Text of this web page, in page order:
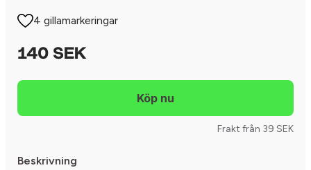
4 gillamarkeringar
140 SEK
Frakt från 39 SEK
Beskrivning